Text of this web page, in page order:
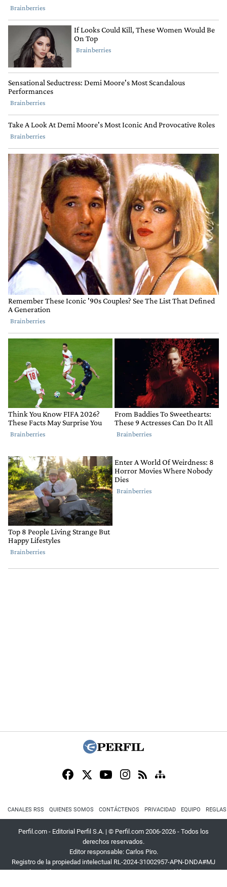
CANALES RSS QUIENES SOMOS CONTÁCTENOS PRIVACIDAD EQUIPO
Perfil.com - Editorial Perfil S.A. | © Perfil.com 2006-2026 - Todos los
derechos reservados.
Editor responsable: Carlos Piro.
Registro de la propiedad intelectual RL-2024-31002957-APN-DNDA#MJ
Dirección:California 2715,C1289ABI,CABA, Argentina| Teléfono:+54 9 11